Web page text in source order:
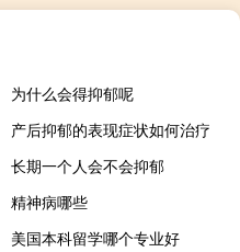
为什么会得抑郁呢
产后抑郁的表现症状如何治疗
长期一个人会不会抑郁
精神病哪些
美国本科留学哪个专业好